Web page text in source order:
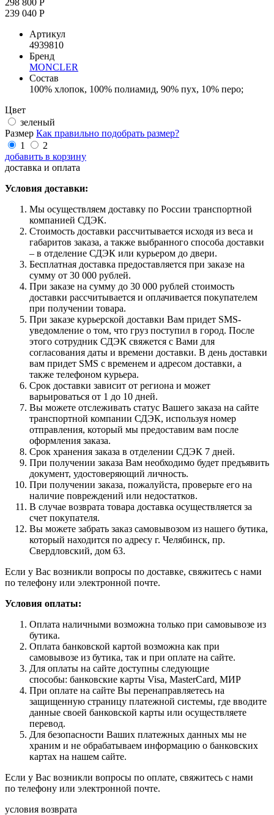
239 040 Р
Артикул
4939810
Бренд
MONCLER
Состав
100% хлопок, 100% полиамид, 90% пух, 10% перо;
Цвет
зеленый
Размер Как правильно подобрать размер?
1
2
добавить в корзину
доставка и оплата
Условия доставки:
Мы осуществляем доставку по России транспортной
компанией СДЭК.
Стоимость доставки рассчитывается исходя из веса и
габаритов заказа, а также выбранного способа доставки
– в отделение СДЭК или курьером до двери.
Бесплатная доставка предоставляется при заказе на
сумму от 30 000 рублей.
При заказе на сумму до 30 000 рублей стоимость
доставки рассчитывается и оплачивается покупателем
при получении товара.
При заказе курьерской доставки Вам придет SMS-
уведомление о том, что груз поступил в город. После
этого сотрудник СДЭК свяжется с Вами для
согласования даты и времени доставки. В день доставки
вам придет SMS с временем и адресом доставки, а
также телефоном курьера.
Срок доставки зависит от региона и может
варьироваться от 1 до 10 дней.
Вы можете отслеживать статус Вашего заказа на сайте
транспортной компании СДЭК, используя номер
отправления, который мы предоставим вам после
оформления заказа.
Срок хранения заказа в отделении СДЭК 7 дней.
При получении заказа Вам необходимо будет предъявить
документ, удостоверяющий личность.
При получении заказа, пожалуйста, проверьте его на
наличие повреждений или недостатков.
В случае возврата товара доставка осуществляется за
счет покупателя.
Вы можете забрать заказ самовывозом из нашего бутика,
который находится по адресу г. Челябинск, пр.
Свердловский, дом 63.
Если у Вас возникли вопросы по доставке, свяжитесь с нами
по телефону или электронной почте.
Условия оплаты:
Оплата наличными возможна только при самовывозе из
бутика.
Оплата банковской картой возможна как при
самовывозе из бутика, так и при оплате на сайте.
Для оплаты на сайте доступны следующие
способы: банковские карты Visa, MasterCard, МИР
При оплате на сайте Вы перенаправляетесь на
защищенную страницу платежной системы, где вводите
данные своей банковской карты или осуществляете
перевод.
Для безопасности Ваших платежных данных мы не
храним и не обрабатываем информацию о банковских
картах на нашем сайте.
Если у Вас возникли вопросы по оплате, свяжитесь с нами
по телефону или электронной почте.
условия возврата